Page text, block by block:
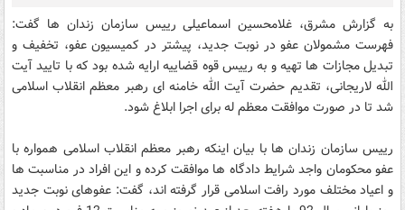
به گزارش مشرق، غلامحسین اسماعیلی رییس سازمان زندان ها گفت:
فهرست مشمولان عفودر نوبت جدید، پیشتر در کمیسیونعفو، تخفیف و
تبدیل مجازات ها تهیه و به رییس قوه قضاییه ارایه شده بود که با تایید آیت
الله لاریجانی، تقدیم حضرت آیت الله خامنه ای رهبر معظم انقلاب اسلامی
شد تا در صورت موافقت معظم له برای اجرا ابلاغ شود.
رییس سازمان زندان ها با بیان اینکه رهبر معظم انقلاب اسلامی همواره با
عفومحکومان واجد شرایط دادگاه ها موافقت کرده و این افراد در مناسبت ها
و اعیاد مختلف مورد رافت اسلامی قرار گرفته اند، گفت: عفوهای نوبت جدید